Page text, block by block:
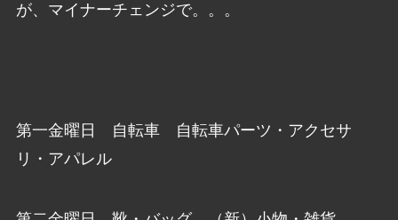
が、マイナーチェンジで。。。
第一金曜日 自転車 自転車パーツ・アクセサ
リ・アパレル